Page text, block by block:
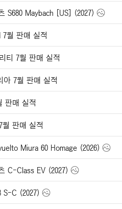
S680 Maybach [US] (2027)
7월 판매 실적
티 7월 판매 실적
아 7월 판매 실적
판매 실적
월 판매 실적
Miura 60 Homage (2026)
C-Class EV (2027)
S-C (2027)